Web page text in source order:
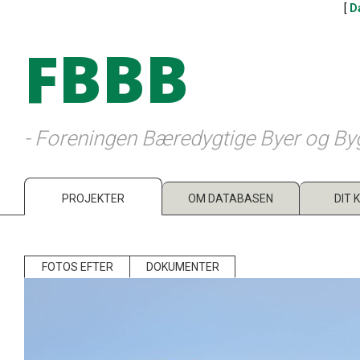
[
FBBB
- Foreningen Bæredygtige Byer og
PROJEKTER OM DATABASEN DIT
FOTOS EFTER DOKUMENTER